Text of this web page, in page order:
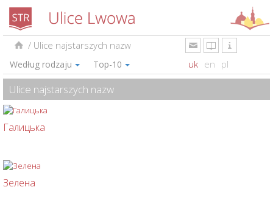
/ Ulice najstarszych nazw
Według rodzaju Top-10 uk en pl
Ulice najstarszych nazw
Галицька
Зелена